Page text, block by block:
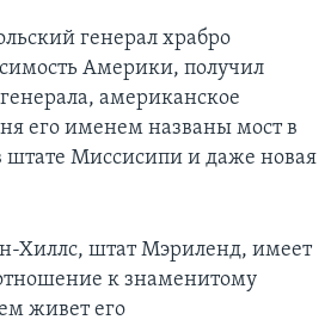
генерал храбро
Америки, получил
американское
его именем названы мост в
Миссисипи и даже новая
Хиллс, штат Мэриленд, имеет
к знаменитому
живет его